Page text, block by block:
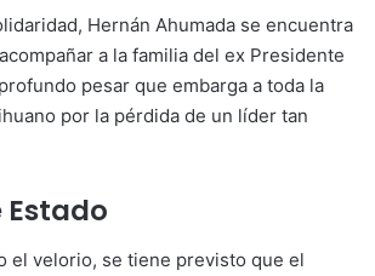
Hernán Ahumada se encuentra
a la familia del ex Presidente
pesar que embarga a toda la
por la pérdida de un líder tan
Estado
el velorio, se tiene previsto que el